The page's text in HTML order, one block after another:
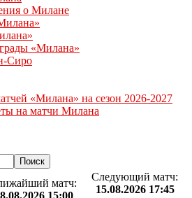
о Милане
«Милана»
Сиро
«Милана» на сезон 2026-2027
на матчи Милана
матч:
15:00
Следующий матч:
15.08.2026 17:45